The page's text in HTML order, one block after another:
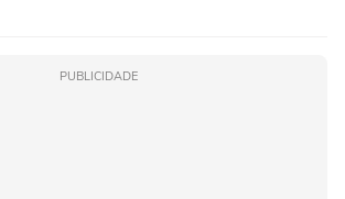
PUBLICIDADE